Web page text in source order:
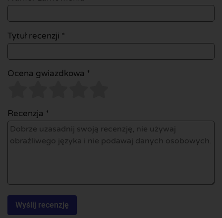
Tytuł recenzji *
Ocena gwiazdkowa *
Recenzja *